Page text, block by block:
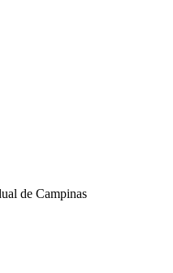
de Campinas